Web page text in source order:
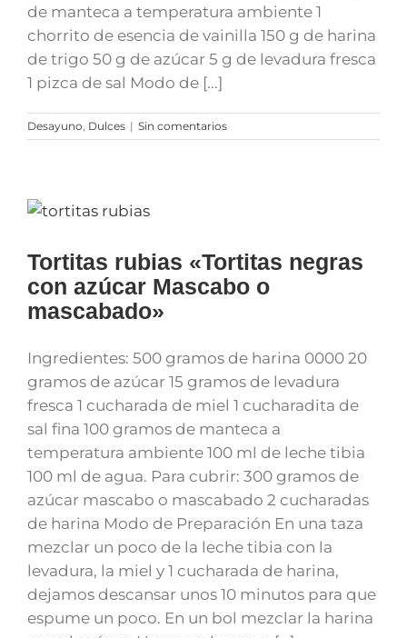
de manteca a temperatura ambiente 1
chorrito de esencia de vainilla 150 g de harina
de trigo 50 g de azúcar 5 g de levadura fresca
1 pizca de sal Modo de [...]
Desayuno Dulces | Sin comentarios
Tortitas rubias «Tortitas negras
con azúcar Mascabo o
mascabado»
Ingredientes: 500 gramos de harina 0000 20
gramos de azúcar 15 gramos de levadura
fresca 1 cucharada de miel 1 cucharadita de
sal fina 100 gramos de manteca a
temperatura ambiente 100 ml de leche tibia
100 ml de agua. Para cubrir: 300 gramos de
azúcar mascabo o mascabado 2 cucharadas
de harina Modo de Preparación En una taza
mezclar un poco de la leche tibia con la
levadura, la miel y 1 cucharada de harina,
dejamos descansar unos 10 minutos para que
espume un poco. En un bol mezclar la harina